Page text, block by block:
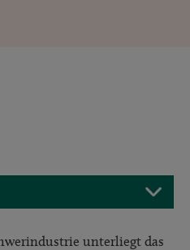
unterliegt das